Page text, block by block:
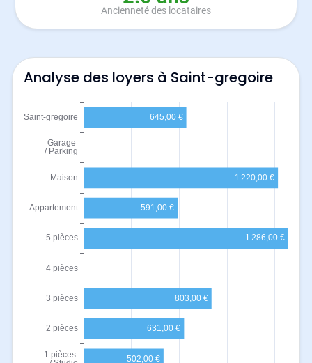
Ancienneté des locataires
Analyse des loyers à Saint-gregoire